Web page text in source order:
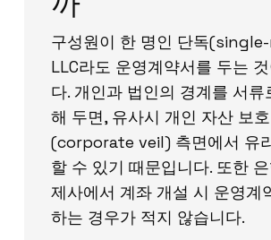
구성원이 한 명인 단독
LLC라도 운영계약서를 두는
다. 개인과 법인의 경계를 서류
해 두면, 유사시 개인 자산 보호
(corporate veil) 측면에서 유
할 수 있기 때문입니다. 또한
제사에서 계좌 개설 시 운영계
하는 경우가 적지 않습니다.